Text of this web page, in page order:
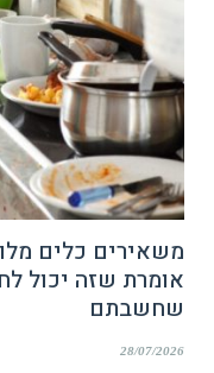
משאירים כלים
אומרת שזה יכול
שחשבתם
28/07/2026